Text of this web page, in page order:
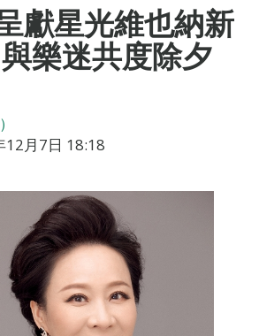
獻星光維也納新
樂迷共度除夕
12月7日 18:18